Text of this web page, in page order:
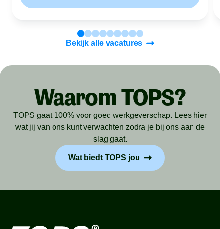
Bekijk alle vacatures
Waarom TOPS?
TOPS gaat 100% voor goed werkgeverschap. Lees hier
wat jij van ons kunt verwachten zodra je bij ons aan de
slag gaat.
Wat biedt TOPS jou